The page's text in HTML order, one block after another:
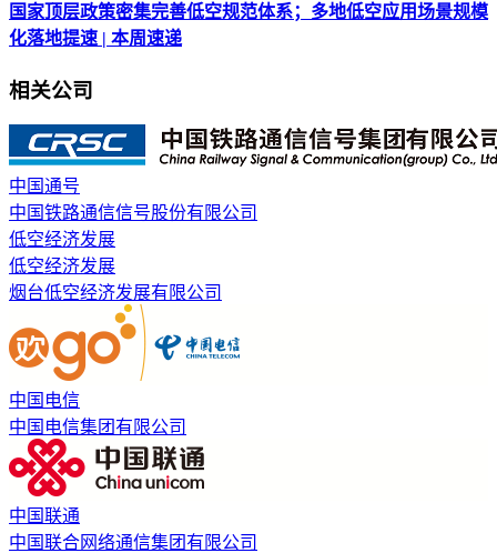
国家顶层政策密集完善低空规范体系；多地低空应用场景规模
化落地提速 | 本周速递
相关公司
中国通号
中国铁路通信信号股份有限公司
低空经济发展
低空经济发展
烟台低空经济发展有限公司
中国电信
中国电信集团有限公司
中国联通
中国联合网络通信集团有限公司